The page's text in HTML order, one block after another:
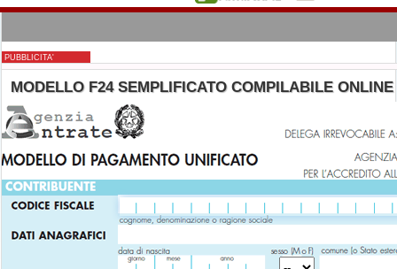
PUBBLICITA'
MODELLO F24 SEMPLIFICATO COMPILABILE